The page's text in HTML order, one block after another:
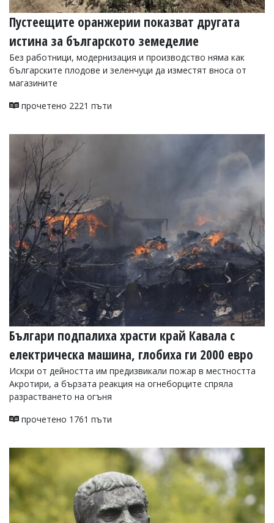
Пустеещите оранжерии показват другата
истина за българското земеделие
Без работници, модернизация и производство няма как
българските плодове и зеленчуци да изместят вноса от
магазините
прочетено 2221 пъти
Българи подпалиха храсти край Кавала с
електрическа машина, глобиха ги 2000 евро
Искри от дейността им предизвикали пожар в местността
Акротири, а бързата реакция на огнеборците спряла
разрастването на огъня
прочетено 1761 пъти